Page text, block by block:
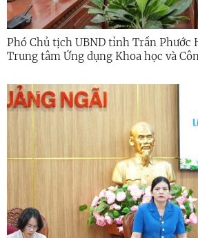
Phó Chủ tịch UBND tỉnh Trần Phước
Trung tâm Ứng dụng Khoa học và